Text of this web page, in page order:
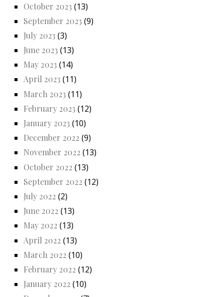
October 2023 (13)
September 2023 (9)
July 2023 (3)
June 2023 (13)
May 2023 (14)
April 2023 (11)
March 2023 (11)
February 2023 (12)
January 2023 (10)
December 2022 (9)
November 2022 (13)
October 2022 (13)
September 2022 (12)
July 2022 (2)
June 2022 (13)
May 2022 (13)
April 2022 (13)
March 2022 (10)
February 2022 (12)
January 2022 (10)